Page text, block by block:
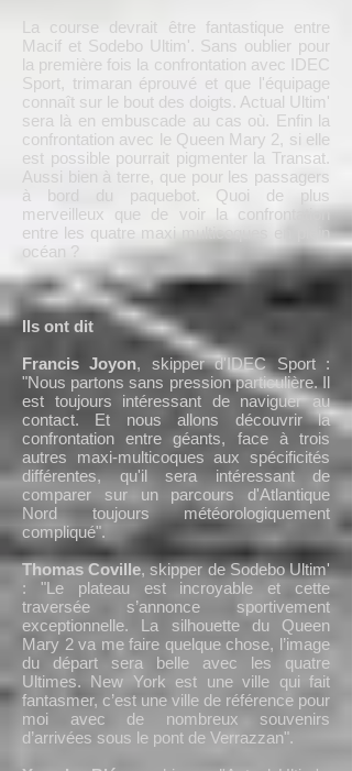
La course devrait être fantastique entre
Macif et Sodebo Ultim'. Sans oublier pour
la première fois la confrontation avec IDEC
Sport, trimaran éprouvé et que l'équipage
connaît sur le bout des doigts. Actual Ultim'
sera là en embuscade au cas où. Enfin la
confrontation avec le Queen Mary 2, si elle
est possible pourrait pigmenter la Transat.
Aussi bien à terre, que pour les passagers
à bord du paquebot. Quoi de plus
merveilleux que de voir la confrontation
entre les quatre maxi multicoques en plein
océan ?
Ils ont dit
Francis Joyon, skipper d'IDEC Sport :
"Nous partons sans pression particulière. Il
est toujours intéressant de naviguer au
contact. Et nous allons découvrir la
confrontation entre géants, face à trois
autres maxi-multicoques aux spécificités
différentes, qu'il sera intéressant de
comparer sur un parcours d'Atlantique
Nord toujours météorologiquement
compliqué".
Thomas Coville, skipper de Sodebo Ultim'
: "Le plateau est incroyable et cette
traversée s’annonce sportivement
exceptionnelle. La silhouette du Queen
Mary 2 va me faire quelque chose, l’image
du départ sera belle avec les quatre
Ultimes. New York est une ville qui fait
fantasmer, c’est une ville de référence pour
moi avec de nombreux souvenirs
d’arrivées sous le pont de Verrazzan".